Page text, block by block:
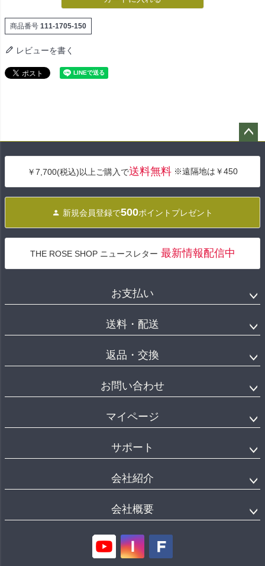
商品番号 111-1705-150
レビューを書く
へ
￥7,700(税込)以上ご購入で送料無料 ※遠隔地は￥450
新規会員登録で500ポイントプレゼント
THE ROSE SHOP ニュースレター 最新情報配信中
お支払い
送料・配送
返品・交換
お問い合わせ
マイページ
サポート
会社紹介
会社概要